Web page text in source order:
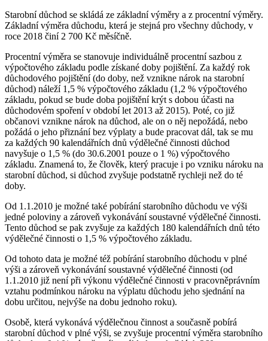
Starobní důchod se skládá ze základní výměry a z procentní výměry.
Základní výměra důchodu, která je stejná pro všechny důchody, v
roce 2018 činí 2 700 Kč měsíčně.
Procentní výměra se stanovuje individuálně procentní sazbou z
výpočtového základu podle získané doby pojištění. Za každý rok
důchodového pojištění (do doby, než vznikne nárok na starobní
důchod) náleží 1,5 % výpočtového základu (1,2 % výpočtového
základu, pokud se bude doba pojištění krýt s dobou účasti na
důchodovém spoření v období let 2013 až 2015). Poté, co již
občanovi vznikne nárok na důchod, ale on o něj nepožádá, nebo
požádá o jeho přiznání bez výplaty a bude pracovat dál, tak se mu
za každých 90 kalendářních dnů výdělečné činnosti důchod
navyšuje o 1,5 % (do 30.6.2001 pouze o 1 %) výpočtového
základu. Znamená to, že člověk, který pracuje i po vzniku nároku na
starobní důchod, si důchod zvyšuje podstatně rychleji než do té
doby.
Od 1.1.2010 je možné také pobírání starobního důchodu ve výši
jedné poloviny a zároveň vykonávání soustavné výdělečné činnosti.
Tento důchod se pak zvyšuje za každých 180 kalendářních dnů této
výdělečné činnosti o 1,5 % výpočtového základu.
Od tohoto data je možné též pobírání starobního důchodu v plné
výši a zároveň vykonávání soustavné výdělečné činnosti (od
1.1.2010 již není při výkonu výdělečné činnosti v pracovněprávním
vztahu podmínkou nároku na výplatu důchodu jeho sjednání na
dobu určitou, nejvýše na dobu jednoho roku).
Osobě, která vykonává výdělečnou činnost a současně pobírá
starobní důchod v plné výši, se zvyšuje procentní výměra starobního